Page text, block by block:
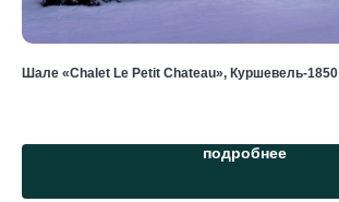
Шале «Chalet Le Petit Chateau», Куршевель-1850
подробнее